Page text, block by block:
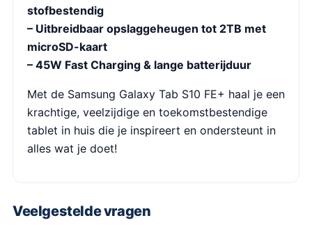
stofbestendig
– Uitbreidbaar opslaggeheugen tot 2TB met
microSD-kaart
– 45W Fast Charging & lange batterijduur
Met de Samsung Galaxy Tab S10 FE+ haal je een
krachtige, veelzijdige en toekomstbestendige
tablet in huis die je inspireert en ondersteunt in
alles wat je doet!
Veelgestelde vragen